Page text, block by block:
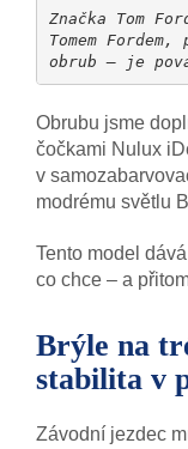
Značka Tom
Tomem
obrub — je
Obrubu jsme
čočkami Nulux
v
modrému světlu
Tento model
co chce – a
Brýle na
stabilita v
Závodní jezdec